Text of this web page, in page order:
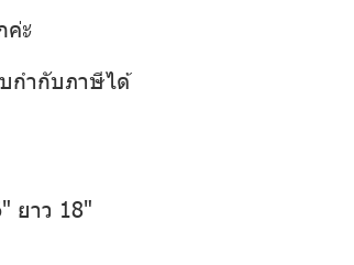
ค่ะ
กำกับภาษีได้
ยาว 18"